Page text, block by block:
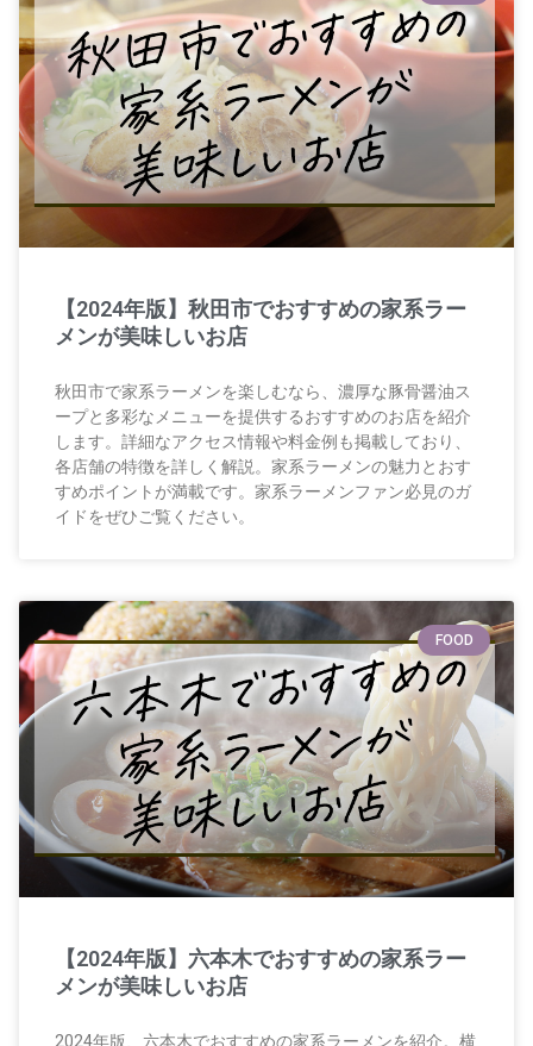
【2024年版】秋田市でおすすめの家系ラー
メンが美味しいお店
秋田市で家系ラーメンを楽しむなら、濃厚な豚骨醤油ス
ープと多彩なメニューを提供するおすすめのお店を紹介
します。詳細なアクセス情報や料金例も掲載しており、
各店舗の特徴を詳しく解説。家系ラーメンの魅力とおす
すめポイントが満載です。家系ラーメンファン必見のガ
イドをぜひご覧ください。
FOOD
【2024年版】六本木でおすすめの家系ラー
メンが美味しいお店
2024年版、六本木でおすすめの家系ラーメンを紹介。横